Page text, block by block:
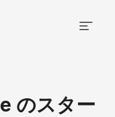
のスター